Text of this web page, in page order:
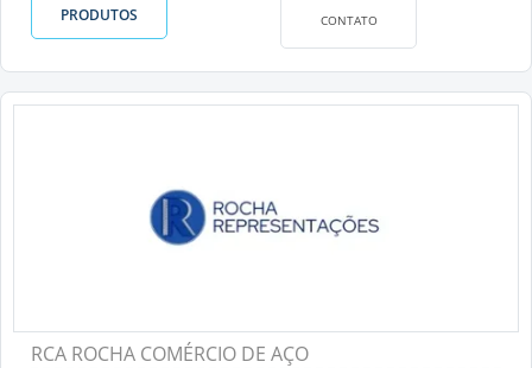
PRODUTOS CONTATO
RCA ROCHA COMÉRCIO DE AÇO